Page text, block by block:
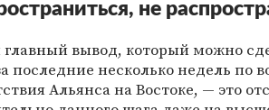
не
вывод, который можно
последние несколько недель по
Альянса на Востоке, — это